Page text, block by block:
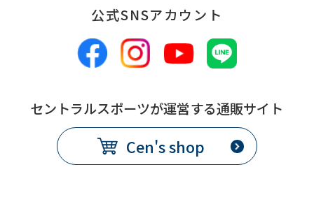
公式SNSアカウント
セントラルスポーツが運営する通販サイト
Cen's shop